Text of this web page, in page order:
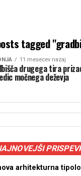
tagged
11 mesecev nazaj
drugega tira
močnega deževja
arhitekturna